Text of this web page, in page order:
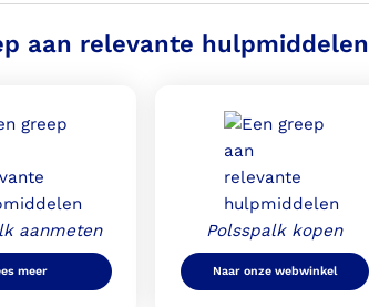
aan relevante hulpmiddelen
aanmeten
meer
Polsspalk kopen
Naar onze webwinkel